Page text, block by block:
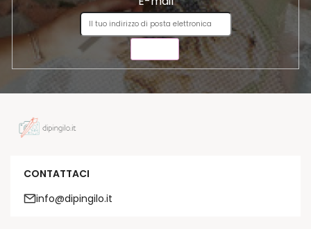
CONTATTACI
info@dipingilo.it